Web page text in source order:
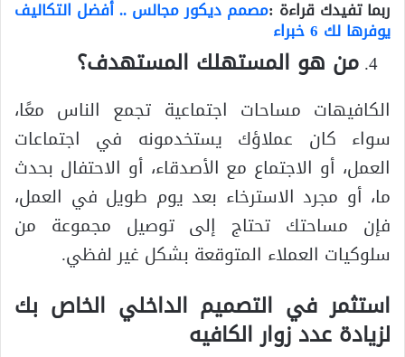
ربما تفيدك قراءة :مصمم ديكور مجالس .. أفضل التكاليف
يوفرها لك 6 خبراء
من هو المستهلك المستهدف؟
الكافيهات مساحات اجتماعية تجمع الناس معًا،
سواء كان عملاؤك يستخدمونه في اجتماعات
العمل، أو الاجتماع مع الأصدقاء، أو الاحتفال بحدث
ما، أو مجرد الاسترخاء بعد يوم طويل في العمل،
فإن مساحتك تحتاج إلى توصيل مجموعة من
سلوكيات العملاء المتوقعة بشكل غير لفظي.
استثمر في التصميم الداخلي الخاص بك
لزيادة عدد زوار الكافيه